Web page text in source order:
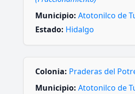
Municipio: Atotonilco de
Estado: Hidalgo
Colonia: Praderas del
Municipio: Atotonilco de